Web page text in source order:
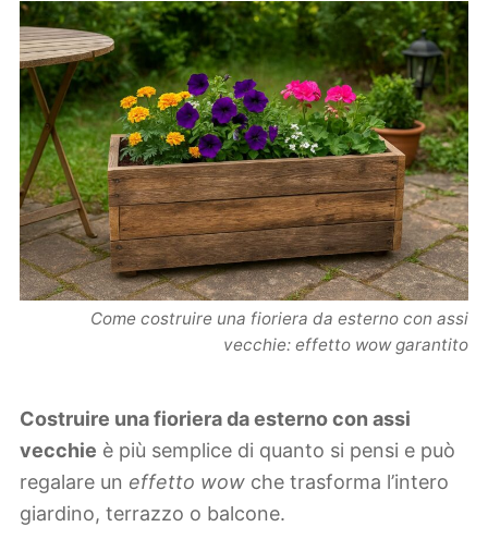
Come costruire una fioriera da esterno con assi
vecchie: effetto wow garantito
Costruire una fioriera da esterno con assi
vecchie è più semplice di quanto si pensi e può
regalare un effetto wow che trasforma l’intero
giardino, terrazzo o balcone.